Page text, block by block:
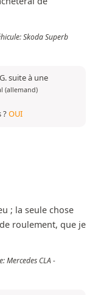
Skoda Superb
suite à une
(allemand)
?OUI
; la seule chose
roulement, que je
Mercedes CLA -